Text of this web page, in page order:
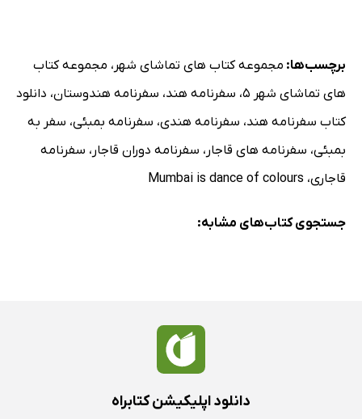
برچسب‌ها: مجموعه کتاب های تماشای شهر ، مجموعه کتاب
های تماشای شهر 5
، سفرنامه هند، سفرنامه هندوستان، دانلود
کتاب سفرنامه هند، سفرنامه هندی، سفرنامه بمبئی، سفر به
بمبئی، سفرنامه های قاجار ، سفرنامه دوران قاجار ، سفرنامه
قاجاری، Mumbai is dance of colours
جستجوی کتاب‌های مشابه:
دانلود اپلیکیشن کتابراه